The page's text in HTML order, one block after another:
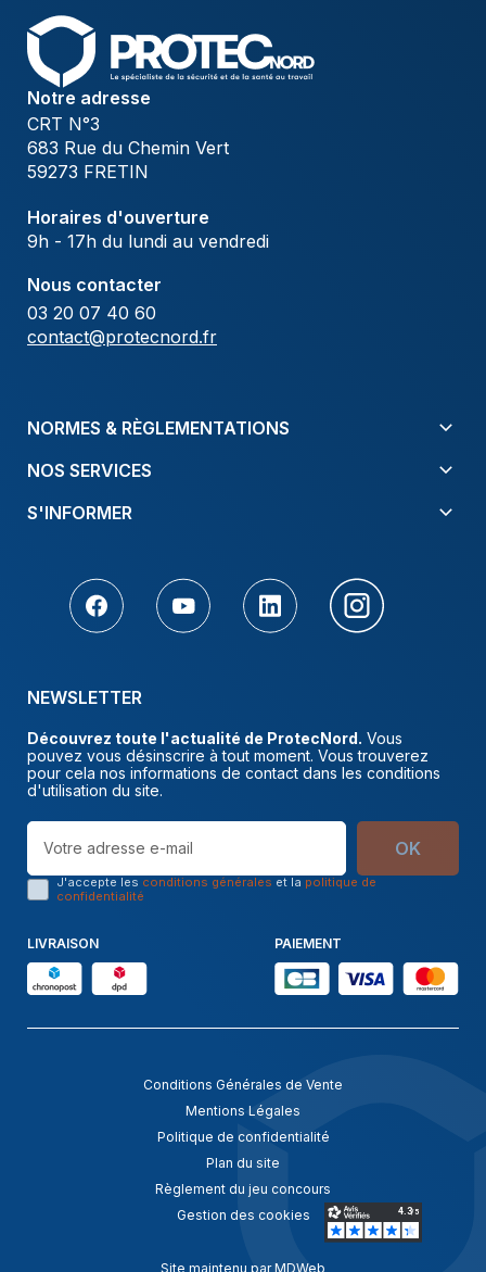
Notre adresse
CRT N°3
683 Rue du Chemin Vert
59273 FRETIN
Horaires d'ouverture
9h - 17h du lundi au vendredi
Nous contacter
03 20 07 40 60
contact@protecnord.fr
NORMES & RÈGLEMENTATIONS
NOS SERVICES
S'INFORMER
NEWSLETTER
Découvrez toute l'actualité de ProtecNord. Vous
pouvez vous désinscrire à tout moment. Vous trouverez
pour cela nos informations de contact dans les conditions
d'utilisation du site.
OK
J'accepte les conditions générales et la politique de
confidentialité
LIVRAISON PAIEMENT
Conditions Générales de Vente
Mentions Légales
Politique de confidentialité
Plan du site
Règlement du jeu concours
Gestion des cookies
Site maintenu par MDWeb